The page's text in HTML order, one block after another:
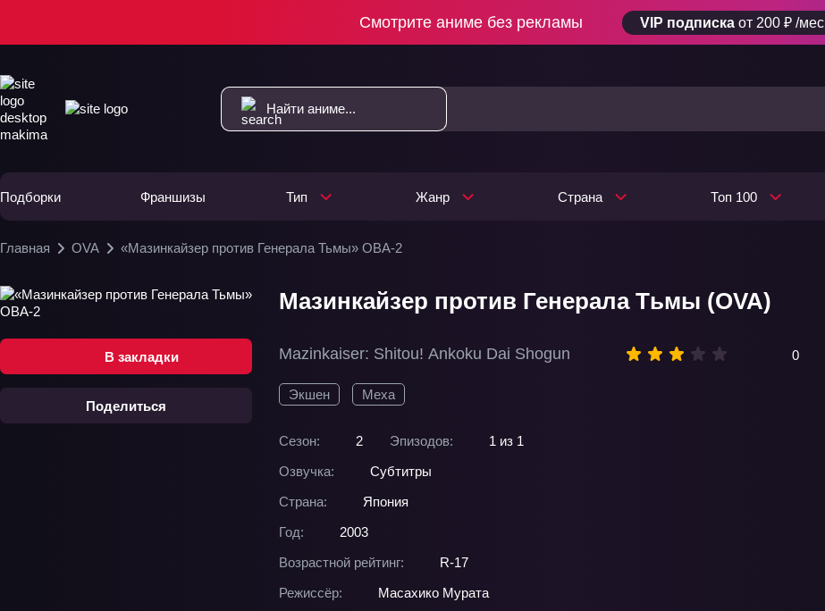
Смотрите аниме без рекламы VIP подписка от 200 ₽ /мес
Подборки Франшизы Тип Жанр Страна Топ 100
Главная OVA «Мазинкайзер против Генерала Тьмы» ОВА-2
В закладки
Поделиться
Мазинкайзер против Генерала Тьмы (OVA)
Mazinkaiser: Shitou! Ankoku Dai Shogun 0
Экшен Меха
Сезон: 2 Эпизодов:
1 из 1
Озвучка:
Субтитры
Страна:
Япония
Год:
2003
Возрастной рейтинг:
R-17
Режиссёр:
Масахико Мурата